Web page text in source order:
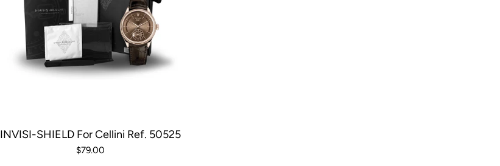
INVISI-SHIELD For Cellini Ref. 50525
$79.00